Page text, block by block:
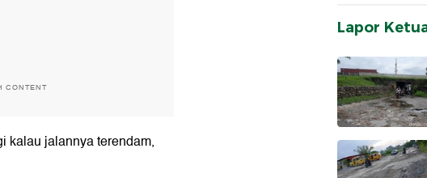
CONTENT
kalau jalannya terendam,
Lapor